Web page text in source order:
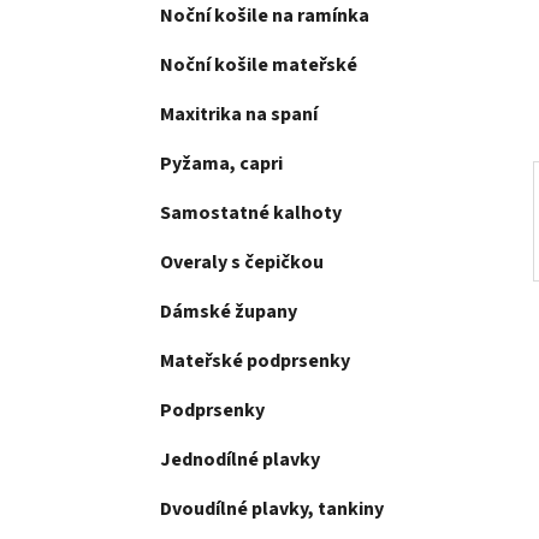
Noční košile na ramínka
Noční košile mateřské
Maxitrika na spaní
Pyžama, capri
Samostatné kalhoty
Overaly s čepičkou
Dámské župany
Mateřské podprsenky
Podprsenky
Jednodílné plavky
Dvoudílné plavky, tankiny